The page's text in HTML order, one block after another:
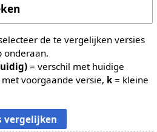
de te vergelijken versies
onderaan.
= verschil met huidige
voorgaande versie, k= kleine